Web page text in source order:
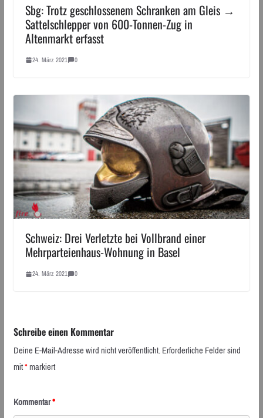
Sbg: Trotz geschlossenem Schranken am Gleis →
Sattelschlepper von 600-Tonnen-Zug in
Altenmarkt erfasst
24. März 2021 0
Schweiz: Drei Verletzte bei Vollbrand einer
Mehrparteienhaus-Wohnung in Basel
24. März 2021 0
Schreibe einen Kommentar
Deine E-Mail-Adresse wird nicht veröffentlicht.Erforderliche Felder sind
mit*markiert
Kommentar*